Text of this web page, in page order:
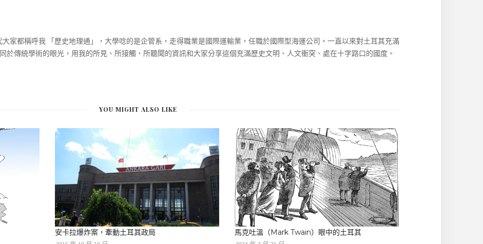
大家都稱呼我 「歷史地理通」，大學唸的是企管系，走得職業是國際運輸業，任職於國際型海運公司。一直以來對土耳其充滿
於傳統學術的眼光，用我的所見、所接觸、所聽聞的資訊和大家分享這個充滿歷史文明、人文衝突、處在十字路口的國度。
YOU MIGHT ALSO LIKE
安卡拉爆炸案，牽動土耳其政局 ⾺克吐溫（Mark Twain）眼中的⼟⽿其